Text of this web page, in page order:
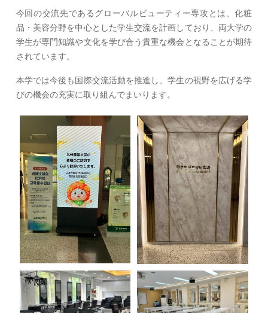
今回の交流先であるグローバルビューティー専攻とは、化粧
品・美容分野を中心とした学生交流を計画しており、両大学の
学生が専門知識や文化を学び合う貴重な機会となることが期待
されています。
本学では今後も国際交流活動を推進し、学生の視野を広げる学
びの機会の充実に取り組んでまいります。